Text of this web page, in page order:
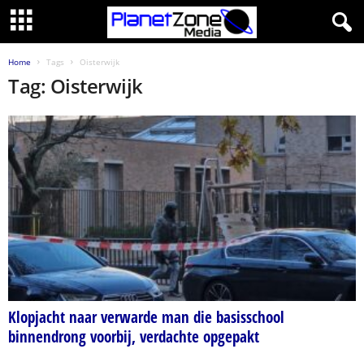
Home Tags Oisterwijk
Tag: Oisterwijk
Klopjacht naar verwarde man die basisschool
binnendrong voorbij, verdachte opgepakt